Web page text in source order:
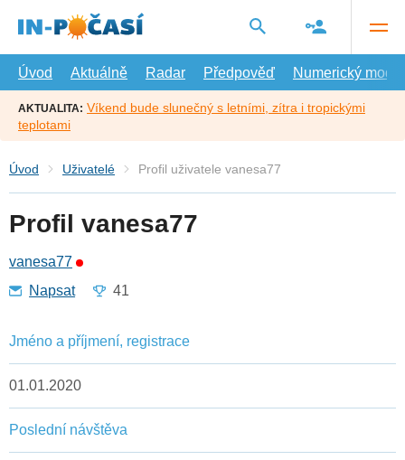
hlavní
Úvod
Aktuálně Radar Předpověď Numerický model
AKTUALITA: Víkend bude slunečný s letními, zítra i tropickými
teplotami
Úvod Uživatelé Profil uživatele vanesa77
Profil vanesa77
vanesa77
Napsat
41
Jméno a příjmení, registrace
01.01.2020
Poslední návštěva